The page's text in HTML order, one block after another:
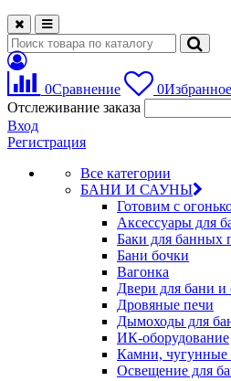
0Сравнение 0Избранное
Отслеживание заказа
Вход
Регистрация
Все категории
БАНИ И САУНЫ
Готовим с
Аксессуары для
Баки для банных
Бани бочки
Вагонка
Двери для бани и
Дровяные печи
Дымоходы для
ИК-оборудование
Камни, чугунные
Освещение для